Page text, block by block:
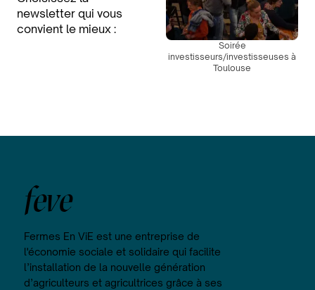
newsletter qui vous
convient le mieux :
Soirée
investisseurs/investisseuses à
Toulouse
feve
Fermes En ViE est une entreprise de
l'économie sociale et solidaire qui facilite
l’installation de la nouvelle génération
d’agriculteurs et agricultrices grâce à ses